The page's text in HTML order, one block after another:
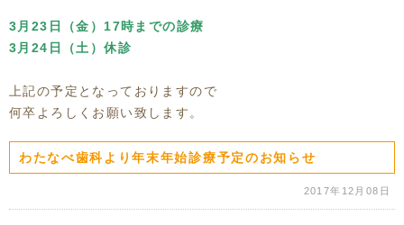
3月23日（金）17時までの診療
3月24日（土）休診
上記の予定となっておりますので
何卒よろしくお願い致します。
わたなべ歯科より年末年始診療予定のお知らせ
2017年12月08日